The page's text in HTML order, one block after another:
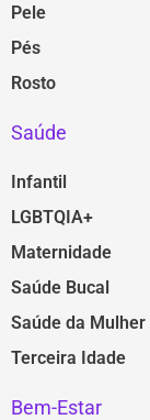
Pele
Pés
Rosto
Saúde
Infantil
LGBTQIA+
Maternidade
Saúde Bucal
Saúde da Mulher
Terceira Idade
Bem-Estar